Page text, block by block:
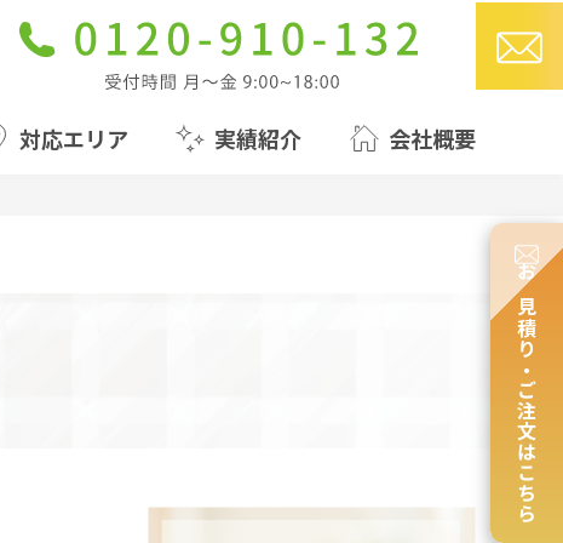
対応エリア 実績紹介 会社概要
お見積り・ご注文はこちら